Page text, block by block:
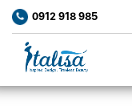
0912 918 985